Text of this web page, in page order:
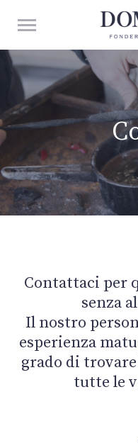
Contattaci per
senza
Il nostro
esperienza
grado di
tutte le